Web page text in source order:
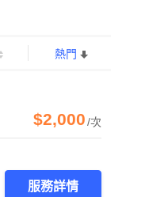
熱門
$2,000/次
服務詳情